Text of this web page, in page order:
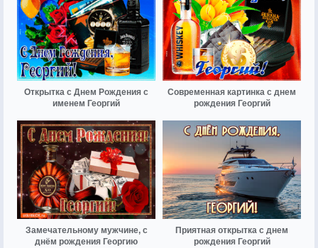
Открытка с Днем Рождения с
именем Георгий
Современная картинка с днем
рождения Георгий
Замечательному мужчине, с
днём рождения Георгию
Приятная открытка с днем
рождения Георгий